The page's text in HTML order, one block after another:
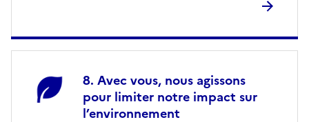
Avec vous, nous agissons
pour limiter notre impact sur
l’environnement